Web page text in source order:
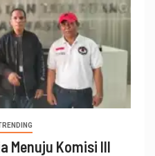
Menuju Komisi III